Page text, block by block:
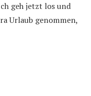
geh jetzt los und
Urlaub genommen,